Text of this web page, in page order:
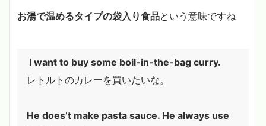
お湯で温めるタイプの袋入り食品という意味ですね
I want to buy some boil-in-the-bag curry.
レトルトのカレーを買いたいな。
He does’t make pasta sauce. He always use